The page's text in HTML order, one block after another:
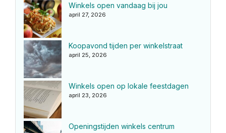
Winkels open vandaag bij jou
april 27, 2026
Koopavond tijden per winkelstraat
april 25, 2026
Winkels open op lokale feestdagen
april 23, 2026
Openingstijden winkels centrum